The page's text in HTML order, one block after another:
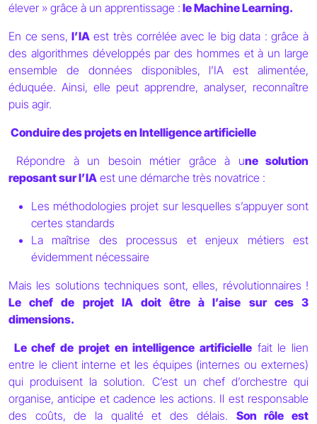
élever » grâce à un apprentissage : le Machine Learning.
En ce sens, l’IAest très corrélée avec le big data : grâce à
des algorithmes développés par des hommes et à un large
ensemble de données disponibles, l’IA est alimentée,
éduquée. Ainsi, elle peut apprendre, analyser, reconnaître
puis agir.
Conduire des projets en Intelligence artificielle
Répondre à un besoin métier grâce à une solution
reposant sur l’IA est une démarche très novatrice :
Les méthodologies projet sur lesquelles s’appuyer sont
certes standards
La maîtrise des processus et enjeux métiers est
évidemment nécessaire
Mais les solutions techniques sont, elles, révolutionnaires !
Le chef de projet IA doit être à l’aise sur ces 3
dimensions.
Le chef de projet en intelligence artificiellefait le lien
entre le client interne et les équipes (internes ou externes)
qui produisent la solution. C’est un chef d’orchestre qui
organise, anticipe et cadence les actions. Il est responsable
des coûts, de la qualité et des délais. Son rôle est